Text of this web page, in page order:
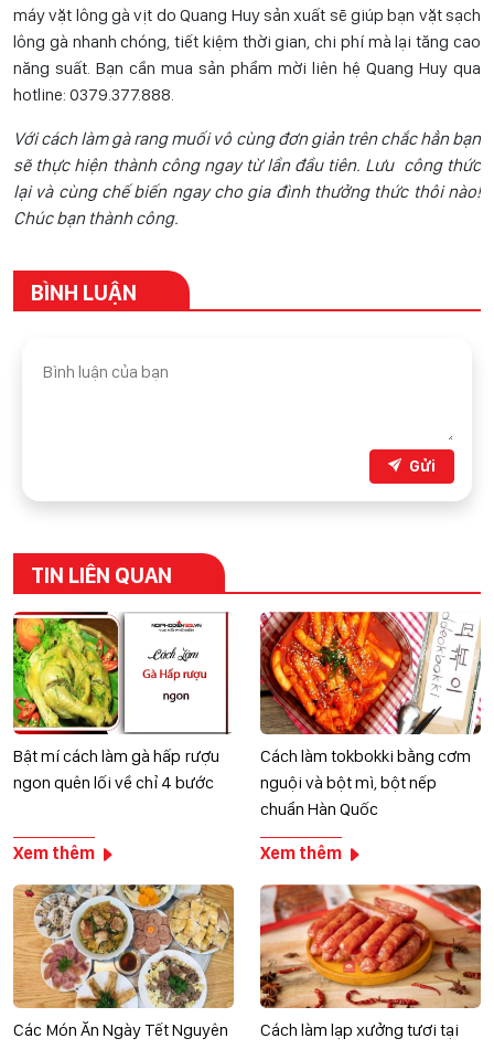
máy vặt lông gà vịt do Quang Huy sản xuất sẽ giúp bạn vặt sạch
lông gà nhanh chóng, tiết kiệm thời gian, chi phí mà lại tăng cao
năng suất. Bạn cần mua sản phẩm mời liên hệ Quang Huy qua
hotline: 0379.377.888.
Với cách làm gà rang muối vô cùng đơn giản trên chắc hẳn bạn
sẽ thực hiện thành công ngay từ lần đầu tiên. Lưu công thức
lại và cùng chế biến ngay cho gia đình thưởng thức thôi nào!
Chúc bạn thành công.
BÌNH LUẬN
Gửi
TIN LIÊN QUAN
Bật mí cách làm gà hấp rượu
ngon quên lối về chỉ 4 bước
Xem thêm
Cách làm tokbokki bằng cơm
nguội và bột mì, bột nếp
chuẩn Hàn Quốc
Xem thêm
Các Món Ăn Ngày Tết Nguyên
Cách làm lạp xưởng tươi tại